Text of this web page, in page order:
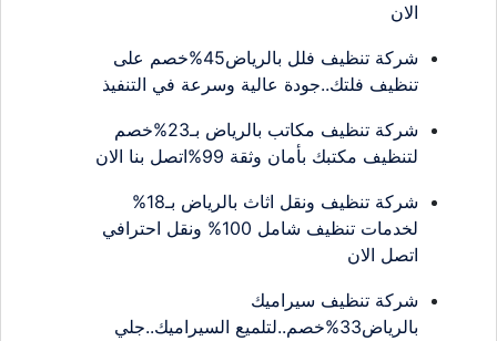
الان
شركة تنظيف فلل بالرياض45%خصم على
تنظيف فلتك..جودة عالية وسرعة في التنفيذ
شركة تنظيف مكاتب بالرياض بـ23%خصم
لتنظيف مكتبك بأمان وثقة 99%اتصل بنا الان
شركة تنظيف ونقل اثاث بالرياض بـ18%
لخدمات تنظيف شامل 100% ونقل احترافي
اتصل الان
شركة تنظيف سيراميك
بالرياض33%خصم..لتلميع السيراميك..جلي